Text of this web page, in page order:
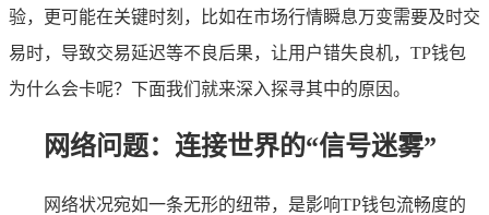
验，更可能在关键时刻，比如在市场行情瞬息万变需要及时交
易时，导致交易延迟等不良后果，让用户错失良机，TP钱包
为什么会卡呢？下面我们就来深入探寻其中的原因。
网络问题：连接世界的“信号迷雾”
网络状况宛如一条无形的纽带，是影响TP钱包流畅度的